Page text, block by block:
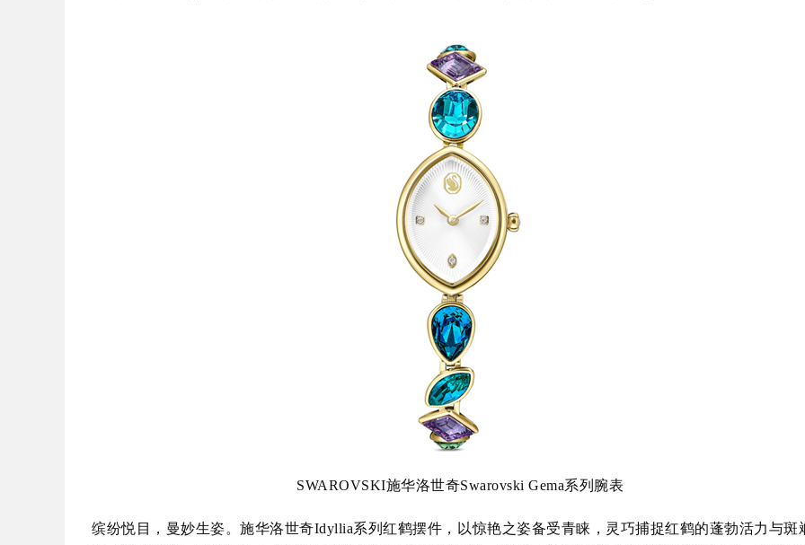
SWAROVSKI施华洛世奇Swarovski Gema系列腕表
缤纷悦目，曼妙生姿。施华洛世奇Idyllia系列红鹤摆件，以惊艳之姿备受青睐，灵巧捕捉红鹤的蓬勃活力与斑